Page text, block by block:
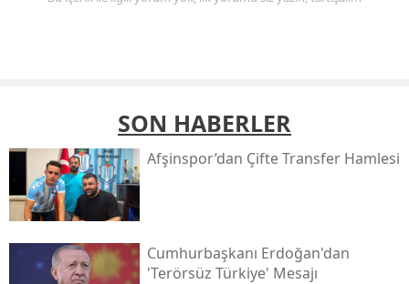
SON HABERLER
Afşinspor’dan Çifte Transfer Hamlesi
Cumhurbaşkanı Erdoğan'dan
'terörsüz Türkiye' Mesajı